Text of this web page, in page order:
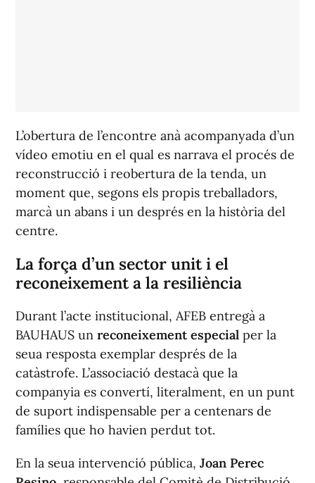
L’obertura de l’encontre anà acompanyada d’un
vídeo emotiu en el qual es narrava el procés de
reconstrucció i reobertura de la tenda, un
moment que, segons els propis treballadors,
marcà un abans i un després en la història del
centre.
La força d’un sector unit i el
reconeixement a la resiliència
Durant l’acte institucional, AFEB entregà a
BAUHAUS un reconeixement especial per la
seua resposta exemplar després de la
catàstrofe. L’associació destacà que la
companyia es convertí, literalment, en un punt
de suport indispensable per a centenars de
famílies que ho havien perdut tot.
En la seua intervenció pública, Joan Perec